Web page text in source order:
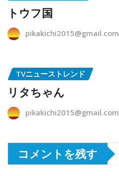
トウフ国
pikakichi2015@gmail.com
TVニューストレンド
リタちゃん
pikakichi2015@gmail.com
コメントを残す